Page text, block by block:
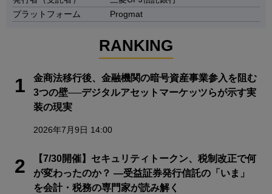
プラットフォーム
Progmat
RANKING
1
金商法移行後、金融機関の暗号資産事業参入を阻む
3つの壁──デジタルアセットマーケッツらが示す実
装の現実
2026年7月9日 14:00
2
【7/30開催】セキュリティトークン、税制改正で何
が変わったのか？ ―受益証券発行信託の「いま」
を会計・税務の専門家が読み解く